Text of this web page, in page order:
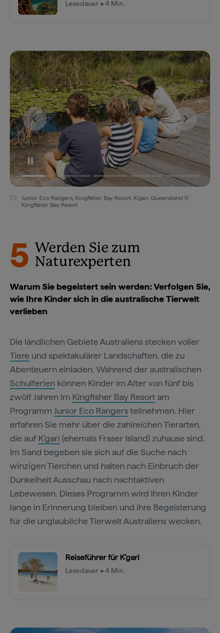
Lesedauer • 4 Min.
Junior Eco Rangers, Kingfisher Bay Resort, K'gari, Queensland ©
Kingfisher Bay Resort
5 Werden Sie zum
Naturexperten
Warum Sie begeistert sein werden: Verfolgen Sie,
wie Ihre Kinder sich in die australische Tierwelt
verlieben
Die ländlichen Gebiete Australiens stecken voller
Tiere und spektakulärer Landschaften, die zu
Abenteuern einladen. Während der australischen
Schulferien können Kinder im Alter von fünf bis
zwölf Jahren im Kingfisher Bay Resort am
Programm Junior Eco Rangersteilnehmen. Hier
erfahren Sie mehr über die zahlreichen Tierarten,
die auf K'gari (ehemals Fraser Island) zuhause sind.
Im Sand begeben sie sich auf die Suche nach
winzigen Tierchen und halten nach Einbruch der
Dunkelheit Ausschau nach nachtaktiven
Lebewesen. Dieses Programm wird Ihren Kinder
lange in Erinnerung bleiben und ihre Begeisterung
für die unglaubliche Tierwelt Australiens wecken.
Reiseführer für K'gari
Lesedauer • 4 Min.